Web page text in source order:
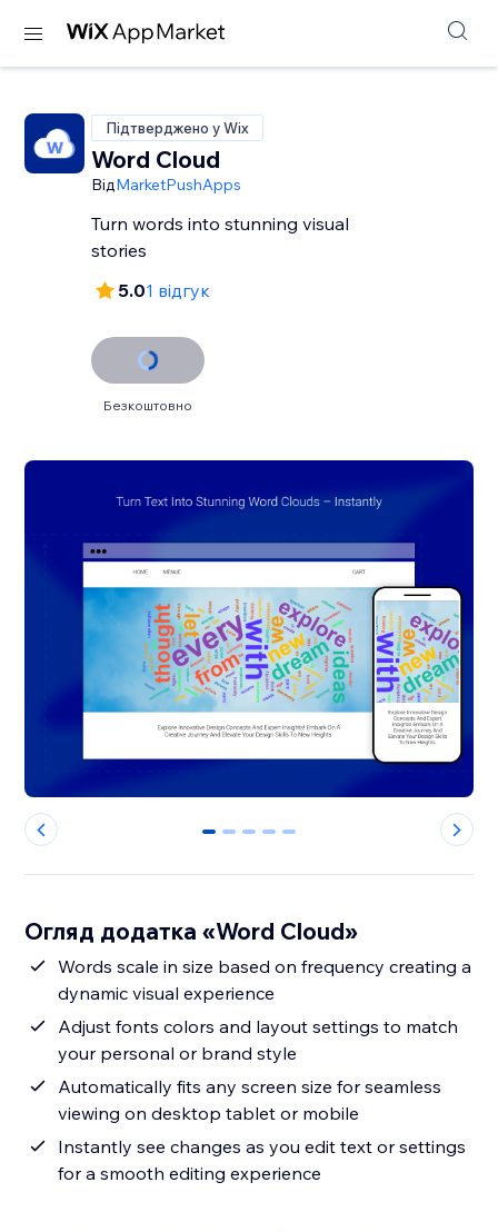
Підтверджено у Wix
Word Cloud
ВідMarketPushApps
Turn words into stunning visual
stories
5.01 відгук
Безкоштовно
0 1 2 3 4
Огляд додатка «Word Cloud»
Words scale in size based on frequency creating a
dynamic visual experience
Adjust fonts colors and layout settings to match
your personal or brand style
Automatically fits any screen size for seamless
viewing on desktop tablet or mobile
Instantly see changes as you edit text or settings
for a smooth editing experience